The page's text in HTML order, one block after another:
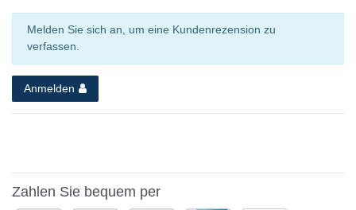
Melden Sie sich an, um eine Kundenrezension zu
verfassen.
Anmelden
Zahlen Sie bequem per